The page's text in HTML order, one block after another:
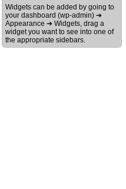
Widgets can be added by going to
your dashboard (wp-admin) ➔
Appearance ➔ Widgets, drag a
widget you want to see into one of
the appropriate sidebars.